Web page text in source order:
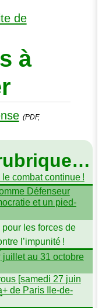
de
à
(PDF,
le combat continue !
Défenseur
et un pied-
les forces de
l’impunité !
juillet au 31 octobre
[samedi 27 juin
+ de Paris Ile-de-